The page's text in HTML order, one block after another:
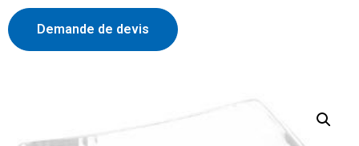
Demande de devis